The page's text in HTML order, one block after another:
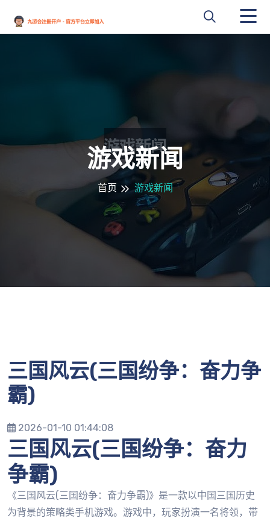
游戏新闻
首页 游戏新闻
三国风云(三国纷争：奋力争
霸)
2026-01-10 01:44:08
三国风云(三国纷争：奋力
争霸)
《三国风云(三国纷争：奋力争霸)》是一款以中国三国历史
为背景的策略类手机游戏。游戏中，玩家扮演一名将领，带